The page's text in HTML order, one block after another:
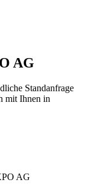
AG
Standanfrage
mit Ihnen in
AG